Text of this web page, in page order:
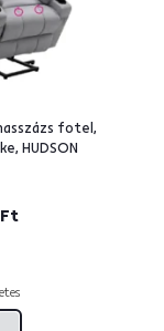
fotel,
HUDSON